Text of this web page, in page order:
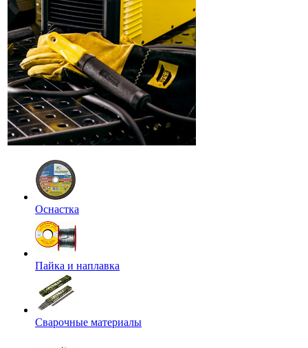
Оснастка
Пайка и наплавка
Сварочные материалы